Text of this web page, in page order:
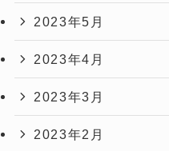
2023年5月
2023年4月
2023年3月
2023年2月